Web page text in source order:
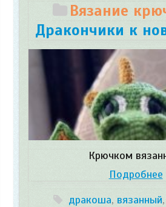
Вязание
Дракончики к
Крючком
Подробнее
дракоша, вязанный,